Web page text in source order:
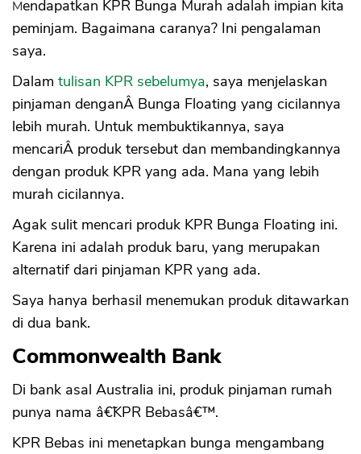
Mendapatkan KPR Bunga Murah adalah impian kita
peminjam. Bagaimana caranya? Ini pengalaman
saya.
Dalam tulisan KPR sebelumya, saya menjelaskan
pinjaman denganÂ Bunga Floating yang cicilannya
lebih murah. Untuk membuktikannya, saya
mencariÂ produk tersebut dan membandingkannya
dengan produk KPR yang ada. Mana yang lebih
murah cicilannya.
Agak sulit mencari produk KPR Bunga Floating ini.
Karena ini adalah produk baru, yang merupakan
alternatif dari pinjaman KPR yang ada.
Saya hanya berhasil menemukan produk ditawarkan
di dua bank.
Commonwealth Bank
Di bank asal Australia ini, produk pinjaman rumah
punya nama â€˜KPR Bebasâ€™.
KPR Bebas ini menetapkan bunga mengambang